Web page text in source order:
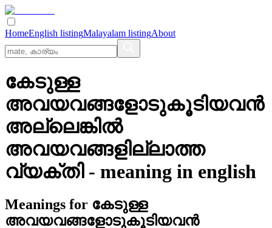
HomeEnglish listingMalayalam listingAbout
കേടുള്ള
അവയവങ്ങളോടുകൂടിയവന്‍
അല്ലെങ്കില്‍
അവയവങ്ങളില്ലാത്ത
വ്യക്തി- meaning in english
Meanings for കേടുള്ള
അവയവങ്ങളോടുകൂടിയവന്‍